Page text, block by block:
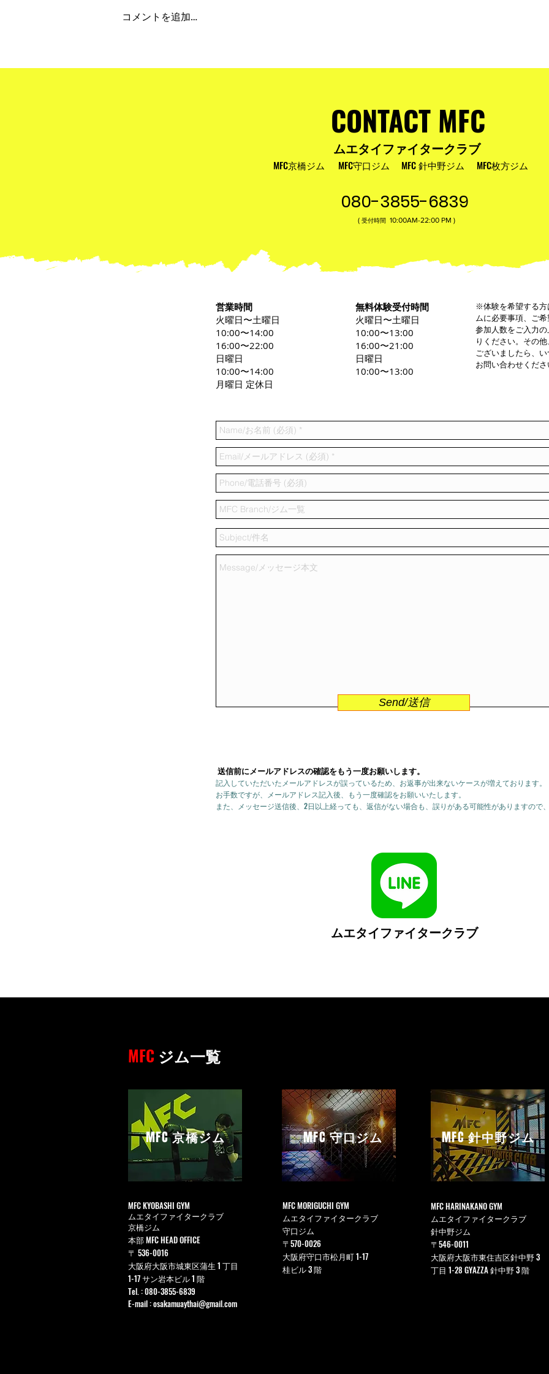
コメントを追加…
CONTACT MFC
ムエタイファイタークラブ
MFC京橋ジム MFC守口ジム MFC枚方ジム
MFC 針中野ジム
080-3855-6839
( 受付時間 10:00AM-22:00​ PM )
営業時間
火曜日〜土曜日
10:00〜14:00
16:00〜22:00
日曜日
10:00〜14:00
月曜日 定休日
無料体験受付時間
火曜日〜土曜日
10:00〜13:00
16:00〜21:00
日曜日
10:00〜13:00
※体験を希望する方
ムに必要事項、ご希
参加人数をご入力
りください。その
ございましたら、
お問い合わせくださ
Send/送信
送信前にメールアドレスの確認をもう一度お願いします。
記入していただいたメールアドレスが誤っているため、お返事が出来ないケースが増えております。
お手数ですが、メールアドレス記入後、もう一度確認をお願いいたします。
また、メッセージ送信後、2日以上経っても、返信がない場合も、誤りがある可能性がありますので
ムエタイファイタークラブ
MFC ジム一覧
MFC京橋ジム
MFC KYOBASHI GYM
ムエタイファイタークラブ
京橋ジム
本部 MFC HEAD OFFICE
〒 536-0016
大阪府大阪市城東区蒲生 1 丁目
1-17 サン岩本ビル 1 階
Tel. : 080-3855-6839
E-mail :osakamuaythai@gmail.com
MFC守口ジム
MFC MORIGUCHI GYM
ムエタイファイタークラブ
守口ジム
〒570-0026
大阪府守口市松月町 1-17
桂ビル 3 階
MFC針中野ジム
MFC HARINAKANO GYM
ムエタイファイタークラブ
針中野ジム
〒546-0011
大阪府大阪市東住吉区針中野 3
丁目 1-28 GYAZZA 針中野 3 階